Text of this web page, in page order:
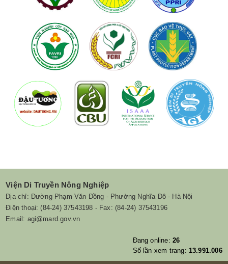
Viện Di Truyền Nông Nghiệp
Địa chỉ: Đường Phạm Văn Đồng - Phường Nghĩa Đô - Hà Nội
Điện thoại: (84-24) 37543198 - Fax: (84-24) 37543196
Email: agi@mard.gov.vn
Đang online: 26
Số lần xem trang: 13.991.006